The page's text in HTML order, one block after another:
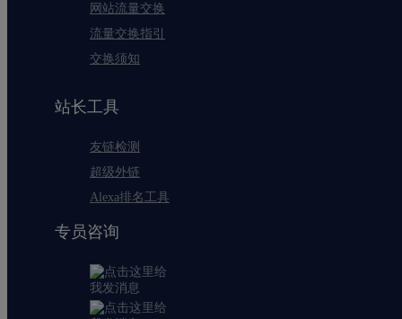
网站流量交换
流量交换指引
交换须知
站长工具
友链检测
超级外链
Alexa排名工具
专员咨询